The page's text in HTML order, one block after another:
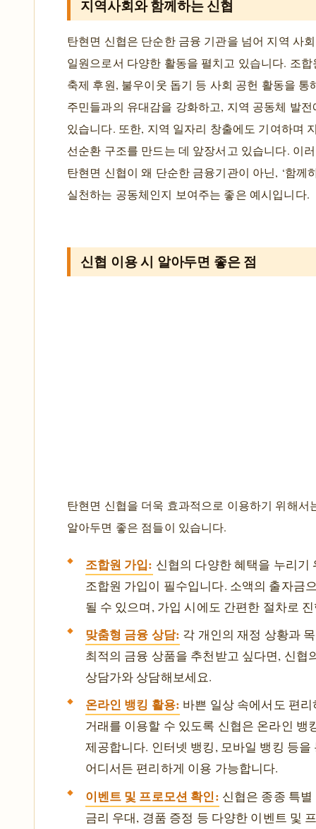
지역사회와 함께하는 신협
탄현면 신협은 단순한 금융 기관을 넘어 지역 사
일원으로서 다양한 활동을 펼치고 있습니다. 조
축제 후원, 불우이웃 돕기 등 사회 공헌 활동을 통
주민들과의 유대감을 강화하고, 지역 공동체 발
있습니다. 또한, 지역 일자리 창출에도 기여하며
선순환 구조를 만드는 데 앞장서고 있습니다. 이
탄현면 신협이 왜 단순한 금융기관이 아닌, ‘함께
실천하는 공동체인지 보여주는 좋은 예시입니다.
신협 이용 시 알아두면 좋은 점
탄현면 신협을 더욱 효과적으로 이용하기 위해서
알아두면 좋은 점들이 있습니다.
조합원 가입: 신협의 다양한 혜택을 누리기
조합원 가입이 필수입니다. 소액의 출자금
될 수 있으며, 가입 시에도 간편한 절차로
맞춤형 금융 상담: 각 개인의 재정 상황과
최적의 금융 상품을 추천받고 싶다면, 신협
상담가와 상담해보세요.
온라인 뱅킹 활용: 바쁜 일상 속에서도 편
거래를 이용할 수 있도록 신협은 온라인 뱅
제공합니다. 인터넷 뱅킹, 모바일 뱅킹 등을
어디서든 편리하게 이용 가능합니다.
이벤트 및 프로모션 확인: 신협은 종종 특
금리 우대, 경품 증정 등 다양한 이벤트 및